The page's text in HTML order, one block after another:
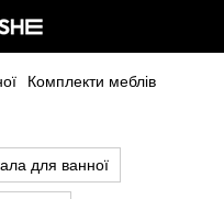
Комплекти меблів
для ванної